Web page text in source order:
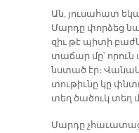
Ան, յու­սա­հատ
Մար­դը փոր­ձեց
զիւ թէ պի­տի
տա­ճար մը՝
նստած էր։
տու­թիւ­նը կը
տեղ ծա­ծուկ տեղ
Մար­դը